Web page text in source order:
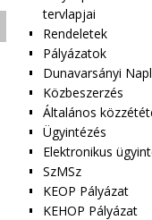
tervlapjai
Rendeletek
Pályázatok
Dunavarsányi
Közbeszerzés
Általános
Ügyintézés
Elektronikus
SzMSz
KEOP Pályázat
KEHOP Pályázat